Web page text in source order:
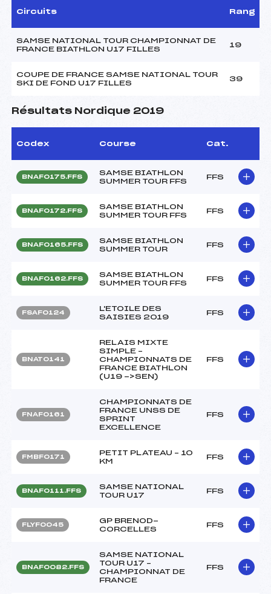
Circuits Rang
SAMSE NATIONAL TOUR CHAMPIONNAT DE
FRANCE BIATHLON U17 FILLES
19
COUPE DE FRANCE SAMSE NATIONAL TOUR
SKI DE FOND U17 FILLES
39
Résultats Nordique 2019
Codex Course Cat.
BNAF0175.FFS
SAMSE BIATHLON
SUMMER TOUR FFS
FFS
BNAF0172.FFS
SAMSE BIATHLON
SUMMER TOUR FFS
FFS
BNAF0165.FFS
SAMSE BIATHLON
SUMMER TOUR
FFS
BNAF0162.FFS
SAMSE BIATHLON
SUMMER TOUR FFS
FFS
FSAF0124
L'ETOILE DES
SAISIES 2019
FFS
BNAT0141
RELAIS MIXTE
SIMPLE –
CHAMPIONNATS DE
FRANCE BIATHLON
(U19 ->SEN)
FFS
FNAF0161
CHAMPIONNATS DE
FRANCE UNSS DE
SPRINT
EXCELLENCE
FFS
FMBF0171
PETIT PLATEAU – 10
KM
FFS
BNAF0111.FFS
SAMSE NATIONAL
TOUR U17
FFS
FLYF0045
GP BRENOD-
CORCELLES
FFS
BNAF0082.FFS
SAMSE NATIONAL
TOUR U17 –
CHAMPIONNAT DE
FRANCE
FFS